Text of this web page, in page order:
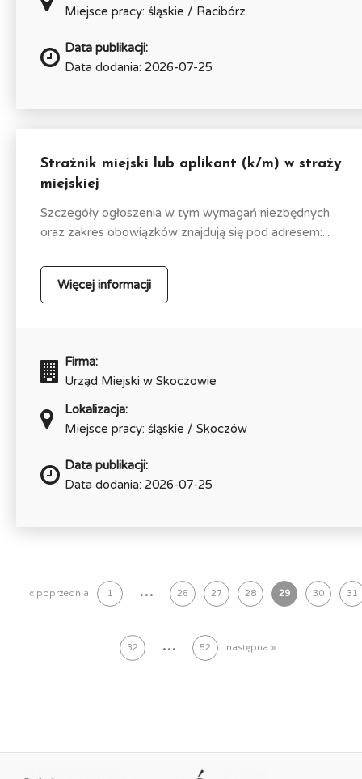
Miejsce pracy: śląskie / Racibórz
Data publikacji:
Data dodania: 2026-07-25
Strażnik miejski lub aplikant (k/m) w straży
miejskiej
Szczegóły ogłoszenia w tym wymagań niezbędnych
oraz zakres obowiązków znajdują się pod adresem:...
Więcej informacji
Firma:
Urząd Miejski w Skoczowie
Lokalizacja:
Miejsce pracy: śląskie / Skoczów
Data publikacji:
Data dodania: 2026-07-25
« poprzednia 1 ... 26 27 28 29 30 31
32 ... 52 następna »